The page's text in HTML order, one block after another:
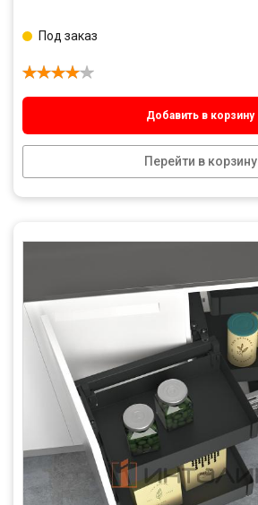
Добавить в корзину
Перейти в корзину
Под заказ